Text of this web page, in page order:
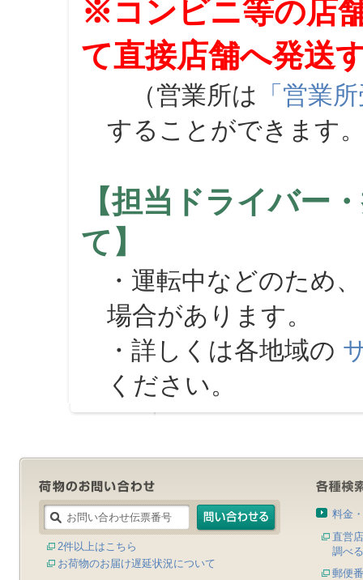
※コンビニ等の店
て直接店舗へ発送
（営業所は 「営業
することができます
【担当ドライバー
て】
・運転中などのため
場合があります。
・詳しくは各地域の
ください。
2件以上はこちら
お荷物のお届け遅延状況について
料金
直営
調べる
郵便